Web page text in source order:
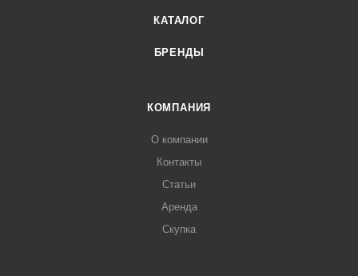
КАТАЛОГ
БРЕНДЫ
КОМПАНИЯ
О компании
Контакты
Статьи
Аренда
Скупка